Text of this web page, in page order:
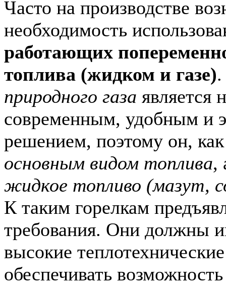
Часто на производстве
необходимость
работающих
топлива (жидком и газе)
природного газа является
современным, удобным и
решением, поэтому он, как
основным видом топлива,
жидкое топливо (мазут,
К таким горелкам
требования. Они должны
высокие
обеспечивать